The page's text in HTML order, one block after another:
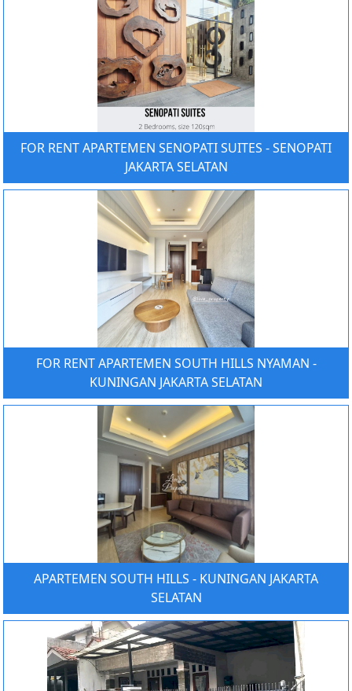
FOR RENT APARTEMEN SENOPATI SUITES - SENOPATI
JAKARTA SELATAN
FOR RENT APARTEMEN SOUTH HILLS NYAMAN -
KUNINGAN JAKARTA SELATAN
APARTEMEN SOUTH HILLS - KUNINGAN JAKARTA
SELATAN